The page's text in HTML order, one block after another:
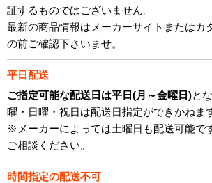
証するものではございません。
最新の商品情報はメーカーサイトまたはカ
の前ご確認下さいませ。
平日配送
ご指定可能な配送日は平日(月～金曜日)と
曜・日曜・祝日は配送日指定ができかねま
※メーカーによっては土曜日も配送可能で
ご相談ください。
時間指定の配送不可